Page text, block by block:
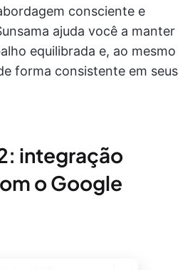
consciente e
ajuda você a manter
equilibrada e, ao mesmo
forma consistente em seus
integração
o Google